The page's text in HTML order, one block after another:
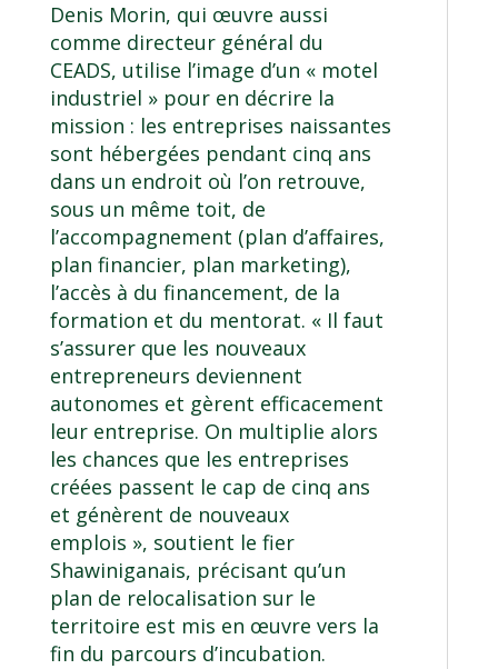
Denis Morin, qui œuvre aussi
comme directeur général du
CEADS, utilise l’image d’un « motel
industriel » pour en décrire la
mission : les entreprises naissantes
sont hébergées pendant cinq ans
dans un endroit où l’on retrouve,
sous un même toit, de
l’accompagnement (plan d’affaires,
plan financier, plan marketing),
l’accès à du financement, de la
formation et du mentorat. « Il faut
s’assurer que les nouveaux
entrepreneurs deviennent
autonomes et gèrent efficacement
leur entreprise. On multiplie alors
les chances que les entreprises
créées passent le cap de cinq ans
et génèrent de nouveaux
emplois », soutient le fier
Shawiniganais, précisant qu’un
plan de relocalisation sur le
territoire est mis en œuvre vers la
fin du parcours d’incubation.